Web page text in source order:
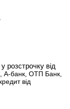
розстрочку від
А-банк, ОТП Банк,
від